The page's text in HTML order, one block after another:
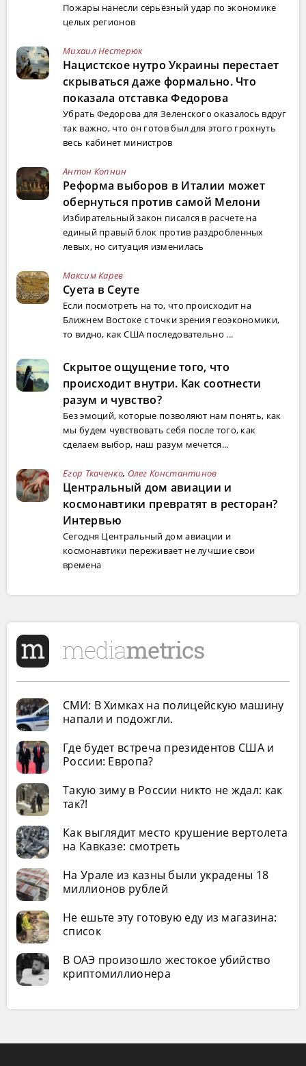
Пожары нанесли серьёзный удар по экономике
целых регионов
Михаил Нестерюк
Нацистское нутро Украины перестает
скрываться даже формально. Что
показала отставка Федорова
Убрать Федорова для Зеленского оказалось вдруг
так важно, что он готов был для этого грохнуть
весь кабинет министров
Антон Копнин
Реформа выборов в Италии может
обернуться против самой Мелони
Избирательный закон писался в расчете на
единый правый блок против раздробленных
левых, но ситуация изменилась
Максим Карев
Суета в Сеуте
Если посмотреть на то, что происходит на
Ближнем Востоке с точки зрения геоэкономики,
то видно, как США последовательно ...
Скрытое ощущение того, что
происходит внутри. Как соотнести
разум и чувство?
Без эмоций, которые позволяют нам понять, как
мы будем чувствовать себя после того, как
сделаем выбор, наш разум мечется...
Егор Ткаченко, Олег Константинов
Центральный дом авиации и
космонавтики превратят в ресторан?
Интервью
Сегодня Центральный дом авиации и
космонавтики переживает не лучшие свои
времена
СМИ: В Химках на полицейскую машину
напали и подожгли.
Где будет встреча президентов США и
России: Европа?
Такую зиму в России никто не ждал: как
так?!
Как выглядит место крушение вертолета
на Кавказе: смотреть
На Урале из казны были украдены 18
миллионов рублей
Не ешьте эту готовую еду из магазина:
список
В ОАЭ произошло жестокое убийство
криптомиллионера